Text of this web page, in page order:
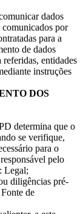
dados
comunicados por
para a
de dados
referidas, entidades
instruções
DOS
determina que o
se verifique,
para o
pelo
Legal;
diligências pré-
de